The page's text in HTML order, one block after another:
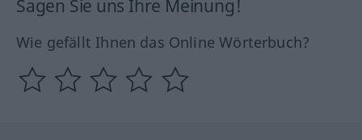
Sagen Sie uns Ihre Meinung!
Wie gefällt Ihnen das Online Wörterbuch?